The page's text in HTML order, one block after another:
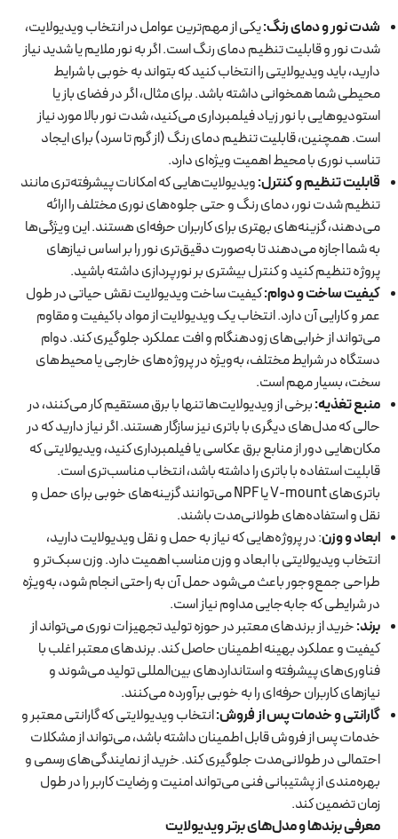
شدت نور و دمای رنگ:یکی از مهم‌ترین عوامل در انتخاب ویدیولایت،
شدت نور و قابلیت تنظیم دمای رنگ است. اگر به نور ملایم یا شدید نیاز
دارید، باید ویدیولایتی را انتخاب کنید که بتواند به خوبی با شرایط
محیطی شما همخوانی داشته باشد. برای مثال، اگر در فضای باز یا
استودیوهایی با نور زیاد فیلمبرداری می‌کنید، شدت نور بالا مورد نیاز
است. همچنین، قابلیت تنظیم دمای رنگ (از گرم تا سرد) برای ایجاد
تناسب نوری با محیط اهمیت ویژه‌ای دارد.
قابلیت تنظیم و کنترل:ویدیولایت‌هایی که امکانات پیشرفته‌تری مانند
تنظیم شدت نور، دمای رنگ و حتی جلوه‌های نوری مختلف را ارائه
می‌دهند، گزینه‌های بهتری برای کاربران حرفه‌ای هستند. این ویژگی‌ها
به شما اجازه می‌دهند تا به‌صورت دقیق‌تری نور را بر اساس نیازهای
پروژه تنظیم کنید و کنترل بیشتری بر نورپردازی داشته باشید.
کیفیت ساخت و دوام:کیفیت ساخت ویدیولایت نقش حیاتی در طول
عمر و کارایی آن دارد. انتخاب یک ویدیولایت از مواد باکیفیت و مقاوم
می‌تواند از خرابی‌های زودهنگام و افت عملکرد جلوگیری کند. دوام
دستگاه در شرایط مختلف، به‌ویژه در پروژه‌های خارجی یا محیط‌های
سخت، بسیار مهم است.
منبع تغذیه:برخی از ویدیولایت‌ها تنها با برق مستقیم کار می‌کنند، در
حالی که مدل‌های دیگری با باتری نیز سازگار هستند. اگر نیاز دارید که در
مکان‌هایی دور از منابع برق عکاسی یا فیلمبرداری کنید، ویدیولایتی که
قابلیت استفاده با باتری را داشته باشد، انتخاب مناسب‌تری است.
باتری‌های V-mount یا NPF می‌توانند گزینه‌های خوبی برای حمل و
نقل و استفاده‌های طولانی‌مدت باشند.
ابعاد و وزن: در پروژه‌هایی که نیاز به حمل و نقل ویدیولایت دارید،
انتخاب ویدیولایتی با ابعاد و وزن مناسب اهمیت دارد. وزن سبک‌تر و
طراحی جمع‌وجور باعث می‌شود حمل آن به راحتی انجام شود، به‌ویژه
در شرایطی که جابه‌جایی مداوم نیاز است.
برند:خرید از برندهای معتبر در حوزه تولید تجهیزات نوری می‌تواند از
کیفیت و عملکرد بهینه اطمینان حاصل کند. برندهای معتبر اغلب با
فناوری‌های پیشرفته و استانداردهای بین‌المللی تولید می‌شوند و
نیازهای کاربران حرفه‌ای را به خوبی برآورده می‌کنند.
گارانتی و خدمات پس از فروش:انتخاب ویدیولایتی که گارانتی معتبر و
خدمات پس از فروش قابل اطمینان داشته باشد، می‌تواند از مشکلات
احتمالی در طولانی‌مدت جلوگیری کند. خرید از نمایندگی‌های رسمی و
بهره‌مندی از پشتیبانی فنی می‌تواند امنیت و رضایت کاربر را در طول
زمان تضمین کند.
معرفی برندها و مدل‌های برتر ویدیولایت